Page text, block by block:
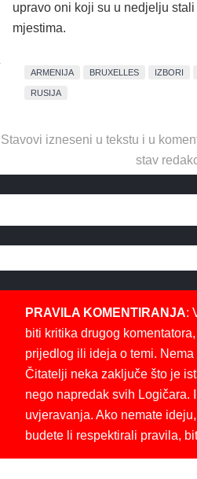
upravo oni koji su u nedjelju
mjestima.
ARMENIJA BRUXELLES IZBORI
RUSIJA
Stavovi izneseni u tekstu i u
stav
PRAVILA KOMENTIRANJA:
biti kritika drugog
prijedlog ili ideja o temi.
Čitatelji neka zaključe što je
nego napredak svih Logičara.
uvjeravanja. Ako nemate
budete li respektirali pravila,